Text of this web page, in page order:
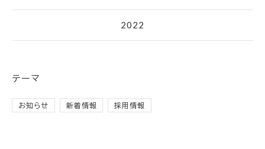
2022
テーマ
お知らせ 新着情報 採用情報